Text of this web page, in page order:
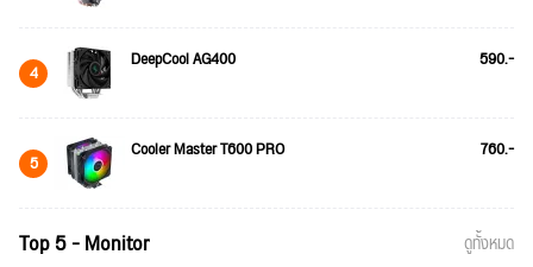
4 DeepCool AG400 590.-
5 Cooler Master T600 PRO 760.-
Top 5 - Monitor ดูทั้งหมด